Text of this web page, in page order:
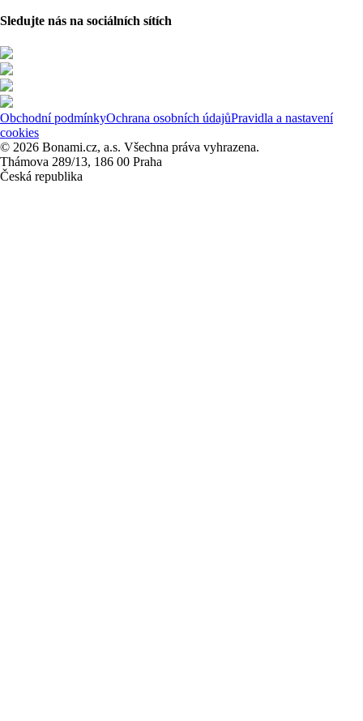
Sledujte nás na sociálních sítích
Obchodní podmínkyOchrana osobních údajůPravidla a nastavení
cookies
© 2026 Bonami.cz, a.s. Všechna práva vyhrazena.
Thámova 289/13, 186 00 Praha
Česká republika